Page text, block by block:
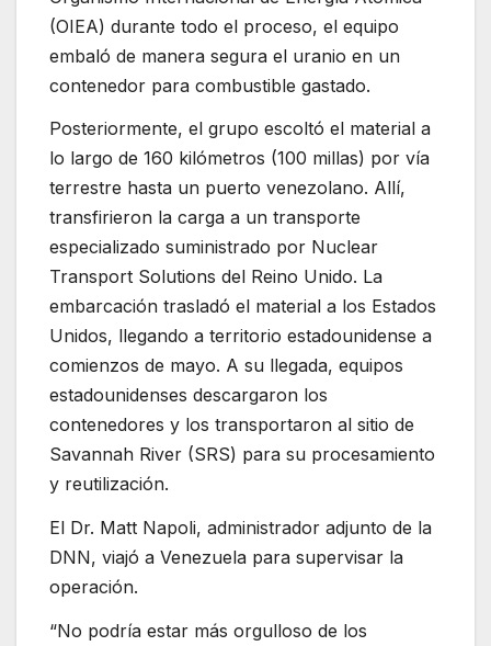
(OIEA) durante todo el proceso, el equipo
embaló de manera segura el uranio en un
contenedor para combustible gastado.
Posteriormente, el grupo escoltó el material a
lo largo de 160 kilómetros (100 millas) por vía
terrestre hasta un puerto venezolano. Allí,
transfirieron la carga a un transporte
especializado suministrado por Nuclear
Transport Solutions del Reino Unido. La
embarcación trasladó el material a los Estados
Unidos, llegando a territorio estadounidense a
comienzos de mayo. A su llegada, equipos
estadounidenses descargaron los
contenedores y los transportaron al sitio de
Savannah River (SRS) para su procesamiento
y reutilización.
El Dr. Matt Napoli, administrador adjunto de la
DNN, viajó a Venezuela para supervisar la
operación.
“No podría estar más orgulloso de los